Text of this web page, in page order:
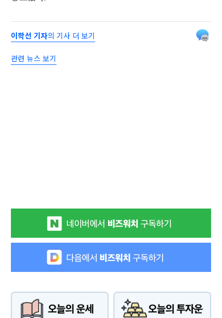
이학선 기자의 기사 더 보기
관련 뉴스 보기